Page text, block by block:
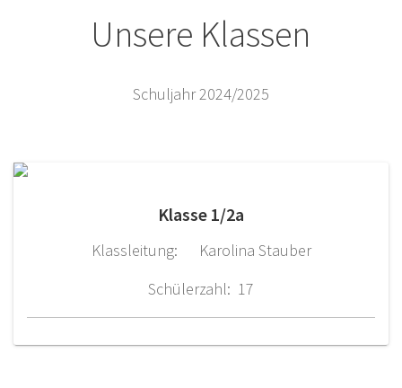
Unsere Klassen
Schuljahr 2024/2025
Klasse 1/2a
Klassleitung: Karolina Stauber
Schülerzahl: 17